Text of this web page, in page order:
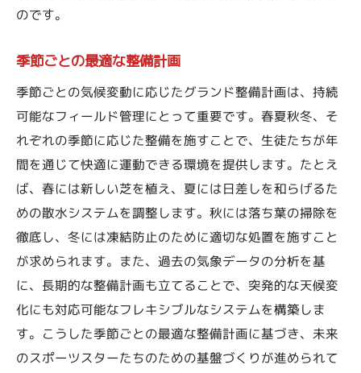
のです。
季節ごとの最適な整備計画
季節ごとの気候変動に応じたグランド整備計画は、持続
可能なフィールド管理にとって重要です。春夏秋冬、そ
れぞれの季節に応じた整備を施すことで、生徒たちが年
間を通じて快適に運動できる環境を提供します。たとえ
ば、春には新しい芝を植え、夏には日差しを和らげるた
めの散水システムを調整します。秋には落ち葉の掃除を
徹底し、冬には凍結防止のために適切な処置を施すこと
が求められます。また、過去の気象データの分析を基
に、長期的な整備計画も立てることで、突発的な天候変
化にも対応可能なフレキシブルなシステムを構築しま
す。こうした季節ごとの最適な整備計画に基づき、未来
のスポーツスターたちのための基盤づくりが進められて